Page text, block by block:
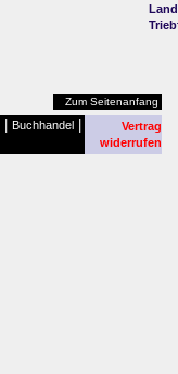
Zum Seitenanfang
Buchhandel
Vertrag
widerrufen